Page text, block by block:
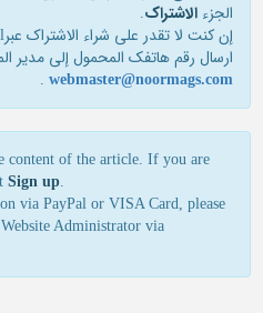
الجزء الاشتراک.
ارسال رقم هاتفك المحمول إلی مدير
webmaster@noormags.com
.
content of the article. If you are
Sign up.
via PayPal or VISA Card, please
Administrator via